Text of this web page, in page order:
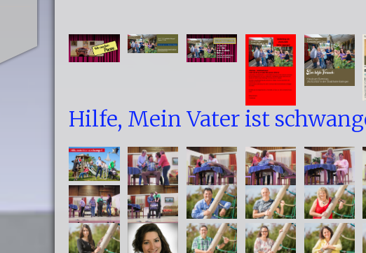
Hilfe, Mein Vater ist